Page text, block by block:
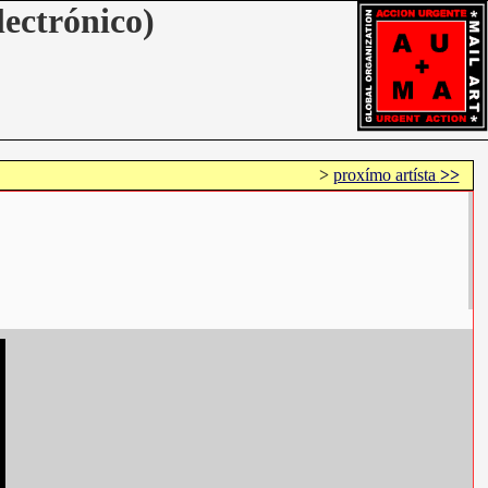
> proxímo artísta >>